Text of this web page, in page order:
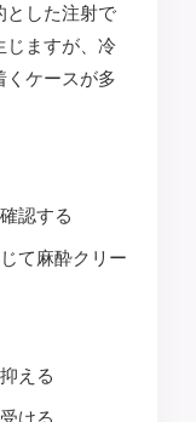
とした注射で
じますが、冷
くケースが多
認する
て麻酔クリー
える